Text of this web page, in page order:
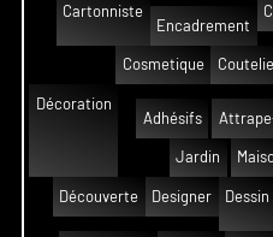
Cartonniste
Encadrement
Cosmetique
Décoration
Adhésifs
Jardin
Découverte Designer
Dessin